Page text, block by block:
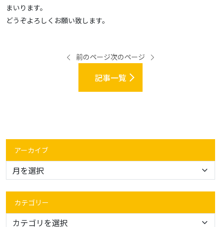
まいります。
どうぞよろしくお願い致します。
前のページ
記事一覧
次のページ
アーカイブ
カテゴリー